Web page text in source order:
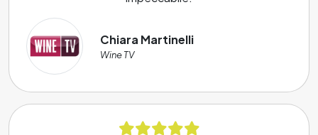
Chiara Martinelli
Wine TV